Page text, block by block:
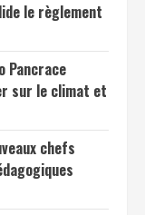
le règlement
Pancrace
sur le climat et
chefs